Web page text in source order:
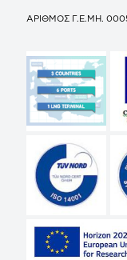
ΑΡΙΘΜΟΣ Γ.Ε.ΜΗ.